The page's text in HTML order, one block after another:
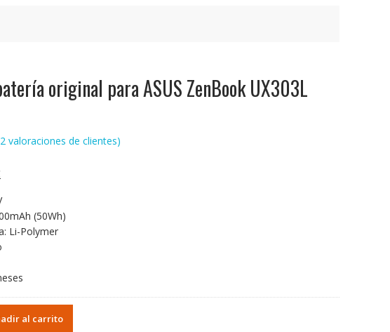
original para ASUS ZenBook UX303L
2 valoraciones de clientes)
El
actual
es:
41,43€.
(50Wh)
Li-Polymer
al carrito